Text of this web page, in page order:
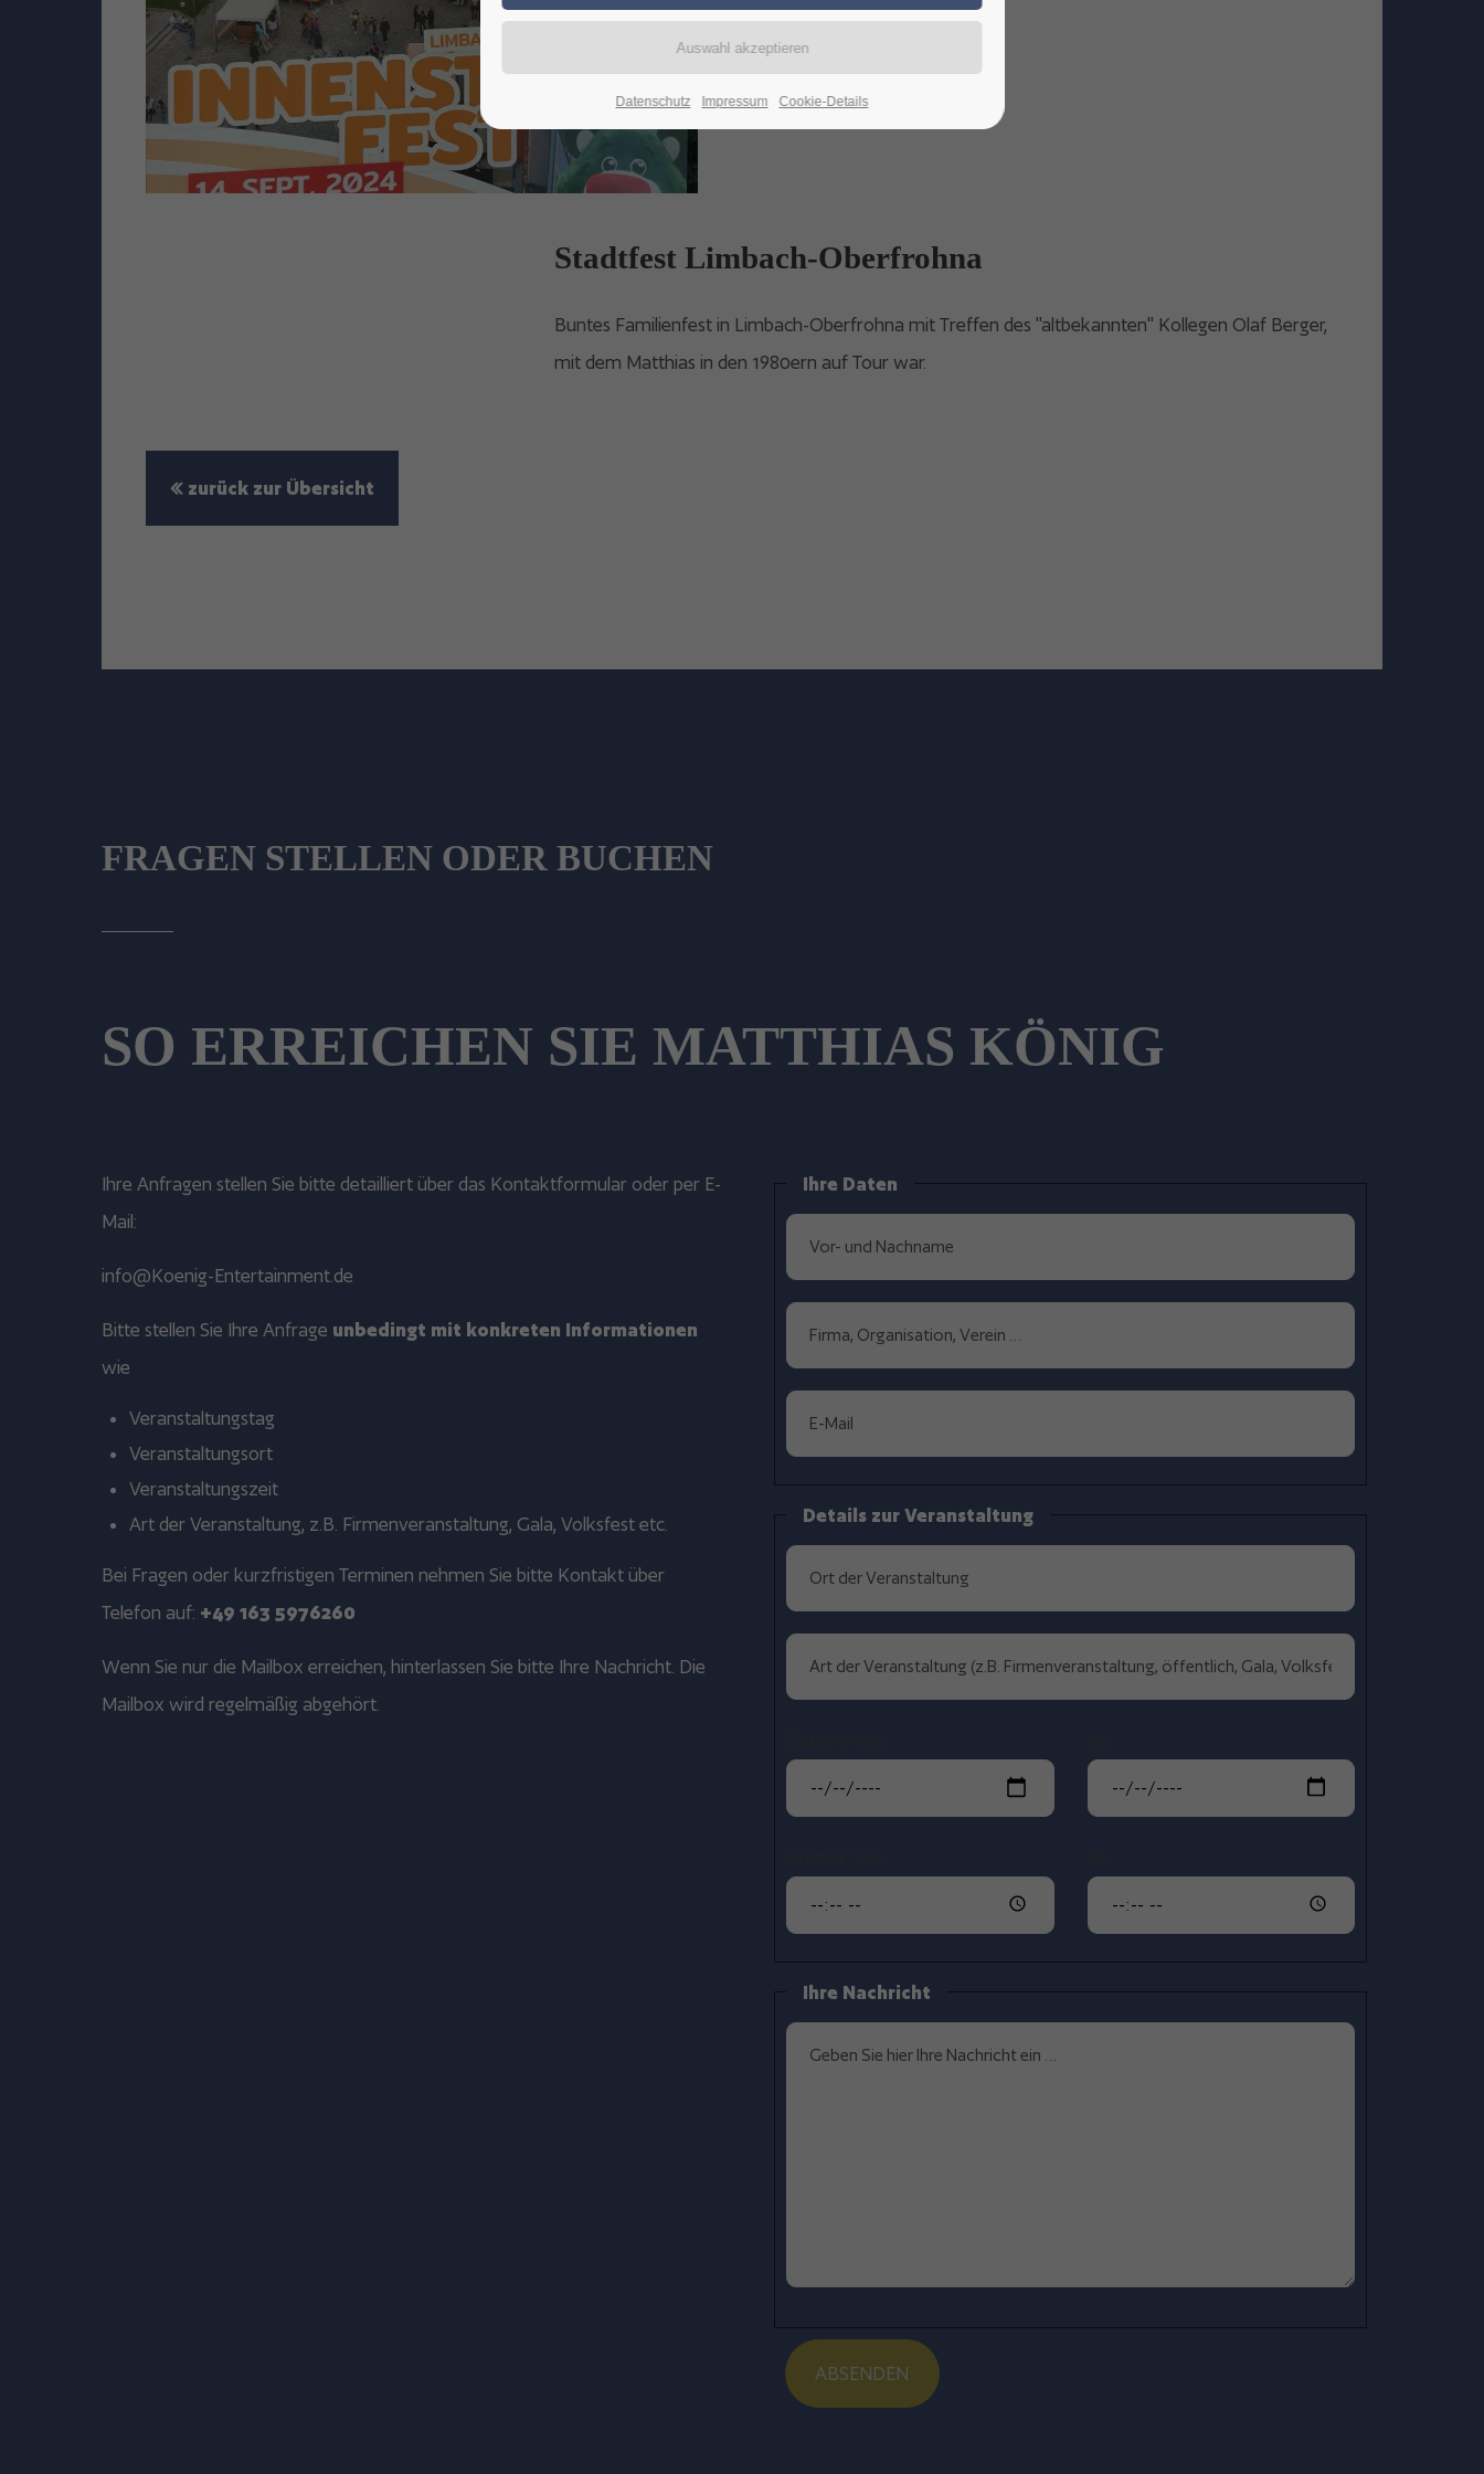
Stadtfest Limbach-Oberfrohna
Buntes Familienfest in Limbach-Oberfrohna mit Treffen des "altbekannten" Kollegen Olaf Berger,
mit dem Matthias in den 1980ern auf Tour war.
zurück zur Übersicht
FRAGEN STELLEN ODER BUCHEN
SO ERREICHEN SIE MATTHIAS KÖNIG
Ihre Anfragen stellen Sie bitte detailliert über das Kontaktformular oder per E-
Mail:
info@Koenig-Entertainment.de
Bitte stellen Sie Ihre Anfrage unbedingt mit konkreten Informationen
wie
Veranstaltungstag
Veranstaltungsort
Veranstaltungszeit
Art der Veranstaltung, z.B. Firmenveranstaltung, Gala, Volksfest etc.
Bei Fragen oder kurzfristigen Terminen nehmen Sie bitte Kontakt über
Telefon auf: +49 163 5976260
Wenn Sie nur die Mailbox erreichen, hinterlassen Sie bitte Ihre Nachricht. Die
Mailbox wird regelmäßig abgehört.
Ihre Daten
Details zur Veranstaltung
Ihre Nachricht
ABSENDEN
Datenschutz Impressum Cookie-Details